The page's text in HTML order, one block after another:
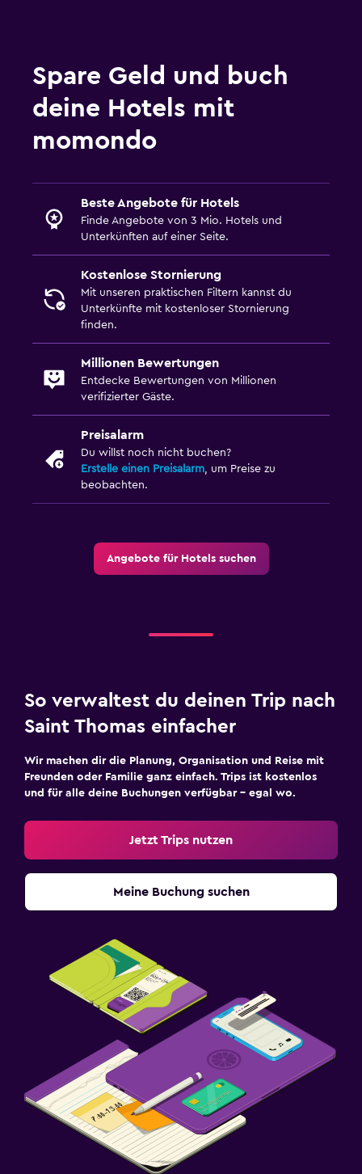
Spare Geld und buch
deine Hotels mit
momondo
Beste Angebote für Hotels
Finde Angebote von 3 Mio. Hotels und
Unterkünften auf einer Seite.
Kostenlose Stornierung
Mit unseren praktischen Filtern kannst du
Unterkünfte mit kostenloser Stornierung
finden.
Millionen Bewertungen
Entdecke Bewertungen von Millionen
verifizierter Gäste.
Preisalarm
Du willst noch nicht buchen?
Erstelle einen Preisalarm , um Preise zu
beobachten.
Angebote für Hotels suchen
So verwaltest du deinen Trip nach
Saint Thomas einfacher
Wir machen dir die Planung, Organisation und Reise mit
Freunden oder Familie ganz einfach. Trips ist kostenlos
und für alle deine Buchungen verfügbar – egal wo.
Jetzt Trips nutzen
Meine Buchung suchen